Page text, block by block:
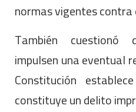
normas vigentes
También cuestionó
impulsen una eventual
Constitución
constituye un delito